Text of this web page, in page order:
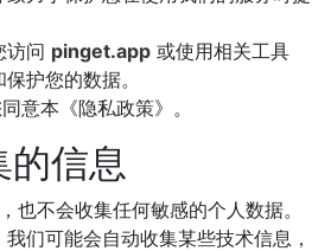
访问 pinget.app 或使用相关工具
护您的数据。
意本《隐私政策》。
的信息
也不会收集任何敏感的个人数据。
们可能会自动收集某些技术信息，